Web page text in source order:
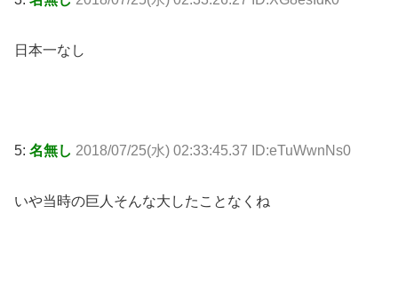
日本一なし
5: 名無し 2018/07/25(水) 02:33:45.37 ID:eTuWwnNs0
いや当時の巨人そんな大したことなくね